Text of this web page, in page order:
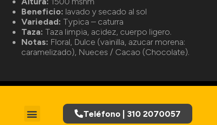
Beneficio: lavado y secado al sol
Variedad: Typica – caturra
Taza: Taza limpia, acidez, cuerpo ligero.
Notas: Floral, Dulce (vainilla, azucar morena:
caramelizado), Nueces / Cacao (Chocolate).
Teléfono | 310 2070057